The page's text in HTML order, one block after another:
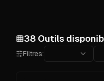
38 Outils
Filtres: